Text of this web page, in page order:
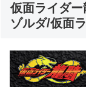
仮面ライダ
ゾルダ/仮面